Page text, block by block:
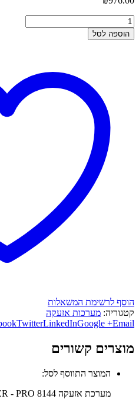
הוספה לסל
הוסף לרשימת המשאלות
קטגוריה: מערכות אזעקה
TwitterLinkedInGoogle +Email
מוצרים קשורים
המוצר התווסף לסל:
מערכת אזעקה HUNTER - PRO 8144